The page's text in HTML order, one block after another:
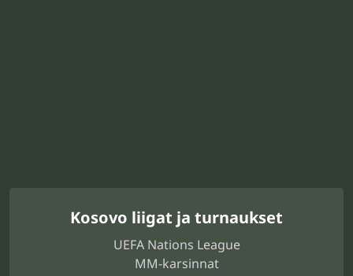
Kosovo liigat ja turnaukset
UEFA Nations League
MM-karsinnat